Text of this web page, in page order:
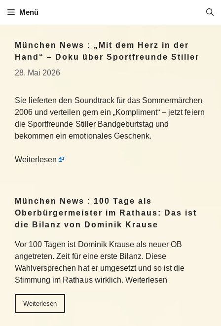
Inhalt
Menü
München News : „Mit dem Herz in der
Hand“ – Doku über Sportfreunde Stiller
28. Mai 2026
Sie lieferten den Soundtrack für das Sommermärchen
2006 und verteilen gern ein „Kompliment“ – jetzt feiern
die Sportfreunde Stiller Bandgeburtstag und
bekommen ein emotionales Geschenk.
Weiterlesen
München News : 100 Tage als
Oberbürgermeister im Rathaus: Das ist
die Bilanz von Dominik Krause
Vor 100 Tagen ist Dominik Krause als neuer OB
angetreten. Zeit für eine erste Bilanz. Diese
Wahlversprechen hat er umgesetzt und so ist die
Stimmung im Rathaus wirklich. Weiterlesen
Weiterlesen